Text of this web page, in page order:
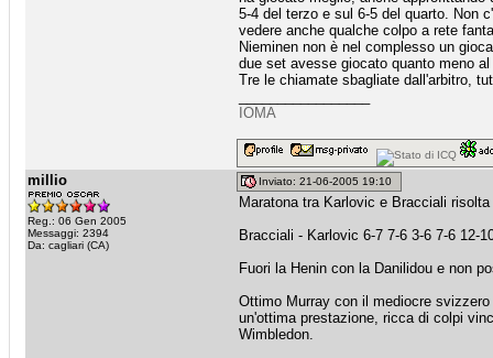
5-4 del terzo e sul 6-5 del quarto. Non
vedere anche qualche colpo a rete
Nieminen non è nel complesso un
due set avesse giocato quanto meno
Tre le chiamate sbagliate dall'arbitro,
IOMA
millio
Reg.: 06 Gen 2005
Messaggi: 2394
Da: cagliari (CA)
Inviato: 21-06-2005 19:10
Maratona tra Karlovic e Bracciali
Bracciali - Karlovic 6-7 7-6 3-6 7-6 12-
Fuori la Henin con la Danilidou e non
Ottimo Murray con il mediocre
un'ottima prestazione, ricca di colpi
Wimbledon.